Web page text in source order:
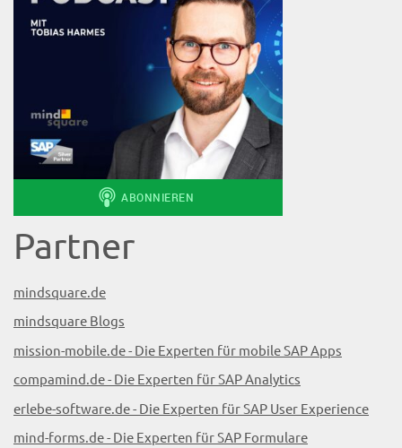
Partner
mindsquare.de
mindsquare Blogs
mission-mobile.de - Die Experten für mobile SAP Apps
compamind.de - Die Experten für SAP Analytics
erlebe-software.de - Die Experten für SAP User Experience
mind-forms.de - Die Experten für SAP Formulare